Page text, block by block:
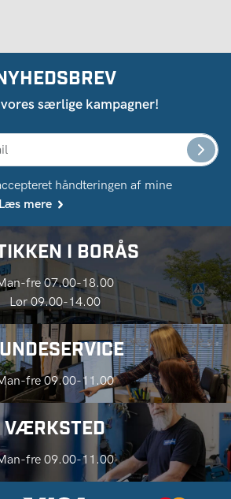
særlige kampagner!
håndteringen af ​​mine
Læs mere
I BORÅS
fre 07.00-18.00
Lør 09.00-14.00
fre 09.00-11.00
VÆRKSTED
fre 09.00-11.00